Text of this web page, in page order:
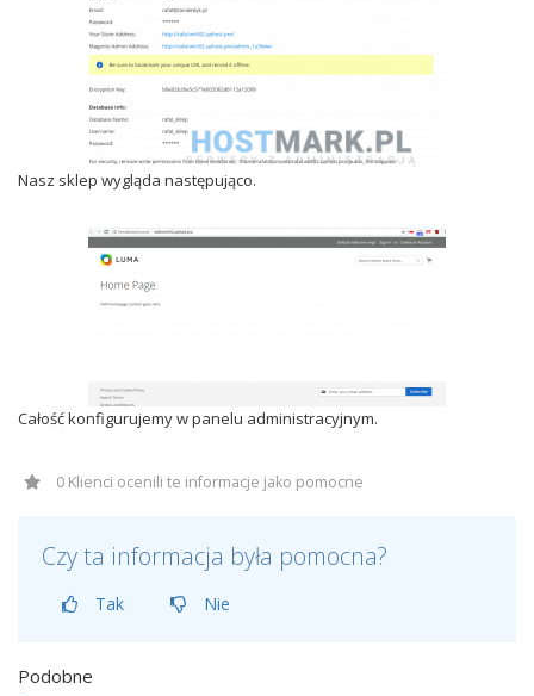
Nasz sklep wygląda następująco.
Całość konfigurujemy w panelu administracyjnym.
0 Klienci ocenili te informacje jako pomocne
Czy ta informacja była pomocna?
Tak Nie
Podobne